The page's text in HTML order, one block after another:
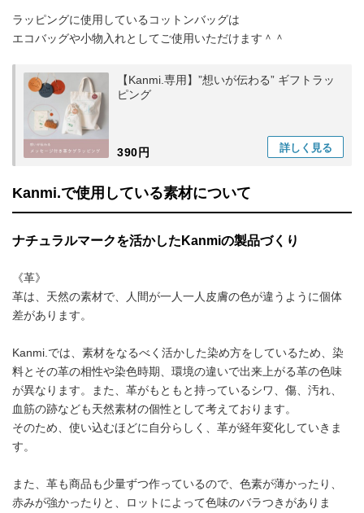
ラッピングに使用しているコットンバッグは
エコバッグや小物入れとしてご使用いただけます＾＾
【Kanmi.専用】”想いが伝わる” ギフトラッ
ピング
390円 詳しく 見る
Kanmi.で使用している素材について
ナチュラルマークを活かしたKanmiの製品づくり
《革》
革は、天然の素材で、人間が一人一人皮膚の色が違うように個体
差があります。
Kanmi.では、素材をなるべく活かした染め方をしているため、染
料とその革の相性や染色時期、環境の違いで出来上がる革の色味
が異なります。また、革がもともと持っているシワ、傷、汚れ、
血筋の跡なども天然素材の個性として考えております。
そのため、使い込むほどに自分らしく、革が経年変化していきま
す。
また、革も商品も少量ずつ作っているので、色素が薄かったり、
赤みが強かったりと、ロットによって色味のバラつきがありま